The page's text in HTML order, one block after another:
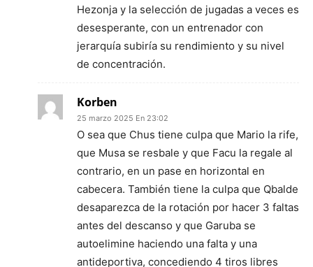
Hezonja y la selección de jugadas a veces es
desesperante, con un entrenador con
jerarquía subiría su rendimiento y su nivel
de concentración.
Korben
25 marzo 2025 En 23:02
O sea que Chus tiene culpa que Mario la rife,
que Musa se resbale y que Facu la regale al
contrario, en un pase en horizontal en
cabecera. También tiene la culpa que Qbalde
desaparezca de la rotación por hacer 3 faltas
antes del descanso y que Garuba se
autoelimine haciendo una falta y una
antideportiva, concediendo 4 tiros libres